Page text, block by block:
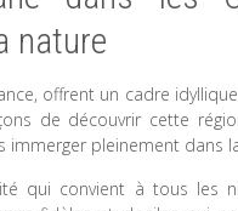
nature
offrent un cadre
de découvrir cette
pleinement dans
qui convient à tous les